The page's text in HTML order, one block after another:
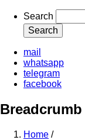
Search
mail
whatsapp
telegram
facebook
Breadcrumb
Home /